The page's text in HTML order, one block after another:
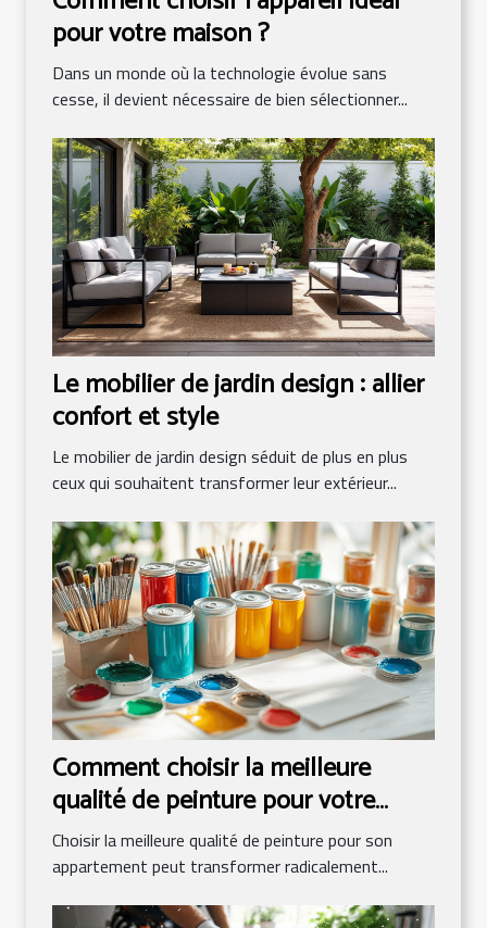
pour votre maison ?
Dans un monde où la technologie évolue sans
cesse, il devient nécessaire de bien sélectionner...
Le mobilier de jardin design : allier
confort et style
Le mobilier de jardin design séduit de plus en plus
ceux qui souhaitent transformer leur extérieur...
Comment choisir la meilleure
qualité de peinture pour votre
appartement ?
Choisir la meilleure qualité de peinture pour son
appartement peut transformer radicalement...